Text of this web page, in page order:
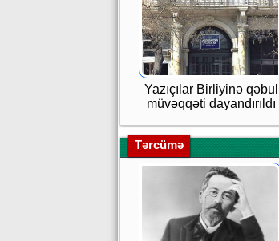
Yazıçılar Birliyinə qəbul
müvəqqəti dayandırıldı
Tərcümə